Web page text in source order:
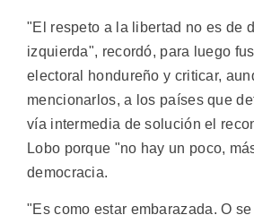
"El respeto a la libertad no es de
izquierda", recordó, para luego
electoral hondureño y criticar,
mencionarlos, a los países que
vía intermedia de solución el
Lobo porque "no hay un poco,
democracia.
"Es como estar embarazada. O